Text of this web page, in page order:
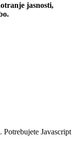
jasnosti,
Potrebujete Javascript